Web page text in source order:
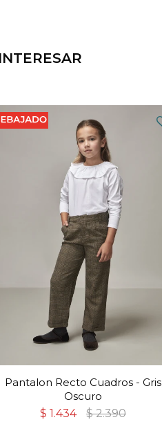
Pantalon Recto Cuadros - Gris
Oscuro
$ 1.434 $ 2.390